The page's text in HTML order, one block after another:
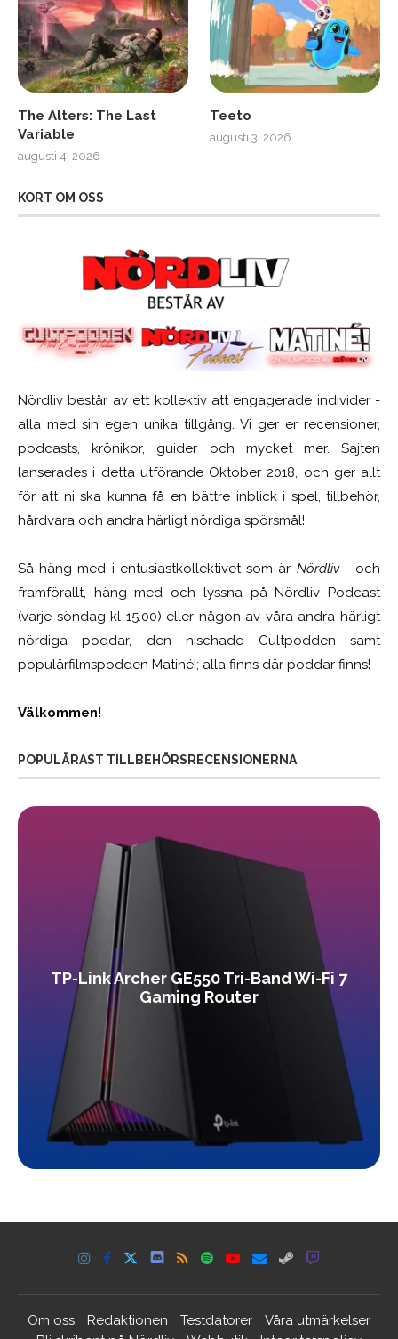
The Alters: The Last
Variable
augusti 4, 2026
Teeto
augusti 3, 2026
KORT OM OSS
Nördliv består av ett kollektiv att engagerade individer -
alla med sin egen unika tillgång. Vi ger er recensioner,
podcasts, krönikor, guider och mycket mer. Sajten
lanserades i detta utförande Oktober 2018, och ger allt
för att ni ska kunna få en bättre inblick i spel, tillbehör,
hårdvara och andra härligt nördiga spörsmål!
Så häng med i entusiastkollektivet som är Nördliv- och
framförallt, häng med och lyssna på Nördliv Podcast
(varje söndag kl 15.00) eller någon av våra andra härligt
nördiga poddar, den nischade Cultpodden samt
populärfilmspodden Matiné!; alla finns där poddar finns!
Välkommen!
POPULÄRAST TILLBEHÖRSRECENSIONERNA
TP-Link Archer GE550 Tri-Band Wi-Fi 7
Gaming Router
Om oss Redaktionen Testdatorer
Våra utmärkelser